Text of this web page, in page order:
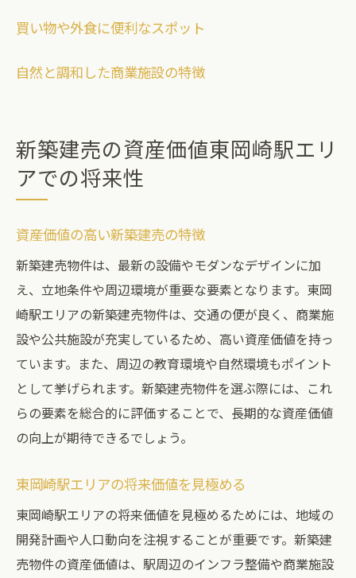
買い物や外食に便利なスポット
自然と調和した商業施設の特徴
新築建売の資産価値東岡崎駅エリ
アでの将来性
資産価値の高い新築建売の特徴
新築建売物件は、最新の設備やモダンなデザインに加
え、立地条件や周辺環境が重要な要素となります。東岡
崎駅エリアの新築建売物件は、交通の便が良く、商業施
設や公共施設が充実しているため、高い資産価値を持っ
ています。また、周辺の教育環境や自然環境もポイント
として挙げられます。新築建売物件を選ぶ際には、これ
らの要素を総合的に評価することで、長期的な資産価値
の向上が期待できるでしょう。
東岡崎駅エリアの将来価値を見極める
東岡崎駅エリアの将来価値を見極めるためには、地域の
開発計画や人口動向を注視することが重要です。新築建
売物件の資産価値は、駅周辺のインフラ整備や商業施設